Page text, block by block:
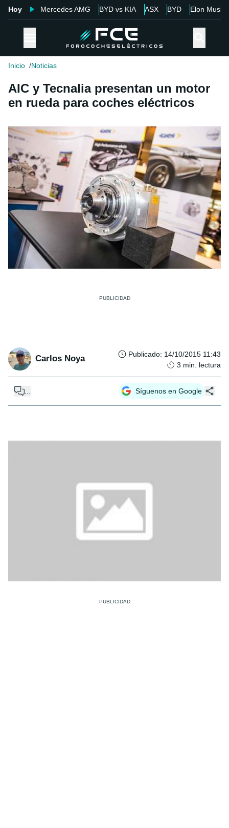
Hoy Mercedes AMG BYD vs KIA ASX BYD Elon Musk
Inicio Noticias
AIC y Tecnalia presentan un motor
en rueda para coches eléctricos
Carlos Noya Publicado: 14/10/2015 11:43
3 min. lectura
Síguenos en Google